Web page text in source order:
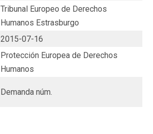
Tribunal Europeo de Derechos
Humanos Estrasburgo
2015-07-16
Protección Europea de Derechos
Humanos
Demanda núm.